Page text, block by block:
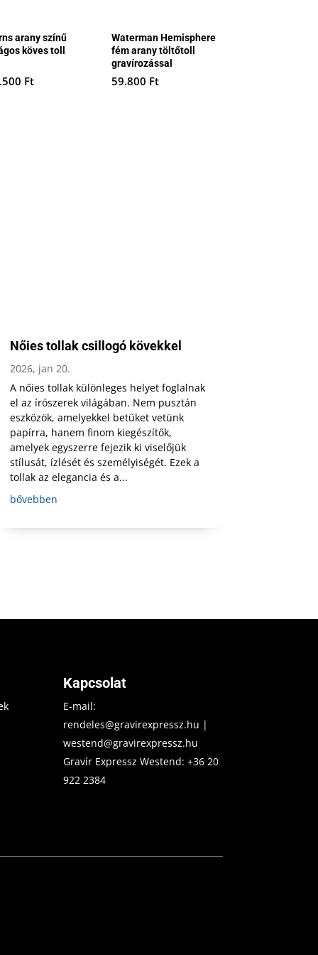
arany színű
köves toll
Ft
Waterman Hemisphere
fém arany töltőtoll
gravírozással
59.800 Ft
Nőies tollak csillogó kövekkel
2026, jan 20.
A nőies tollak különleges helyet foglalnak
el az írószerek világában. Nem pusztán
eszközök, amelyekkel betűket vetünk
papírra, hanem finom kiegészítők,
amelyek egyszerre fejezik ki viselőjük
stílusát, ízlését és személyiségét. Ezek a
tollak az elegancia és a...
bővebben
Kapcsolat
E-mail:
rendeles@gravirexpressz.hu |
westend@gravirexpressz.hu
Gravír Expressz Westend:+36 20
922 2384